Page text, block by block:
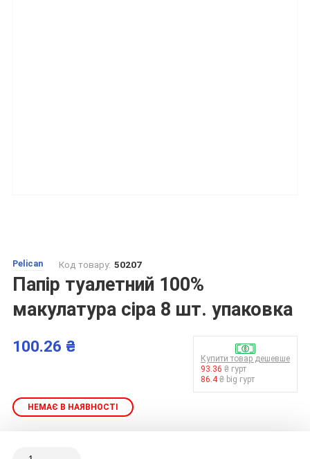
Pelican Код товару: 50207
Папір туалетний 100%
макулатура сіра 8 шт. упаковка
100.26 ₴
Купити товар дешевше
93.36 ₴ гурт
86.4₴ big гурт
НЕМАЄ В НАЯВНОСТІ